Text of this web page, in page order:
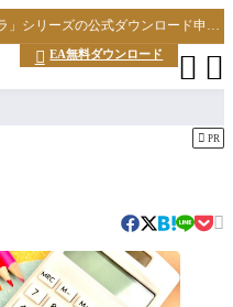
厳選した無料EA・FX自動売買「稼ぐチカラ」シリーズの公式ダウンロード申し込みサイト
 EA無料ダウンロード  
 PR
